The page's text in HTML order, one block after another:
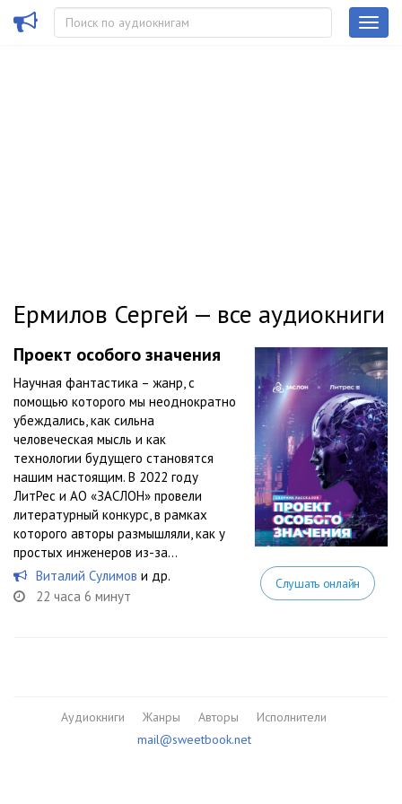
Ермилов Сергей — все аудиокниги
Проект особого значения
Научная фантастика – жанр, с
помощью которого мы неоднократно
убеждались, как сильна
человеческая мысль и как
технологии будущего становятся
нашим настоящим. В 2022 году
ЛитРес и АО «ЗАСЛОН» провели
литературный конкурс, в рамках
которого авторы размышляли, как у
простых инженеров из-за...
Виталий Сулимов и др.
22 часа 6 минут
Слушать онлайн
Аудиокниги Жанры Авторы
Исполнители
mail@sweetbook.net